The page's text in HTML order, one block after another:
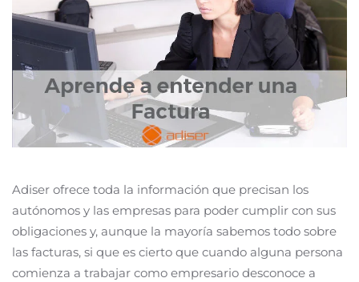
Adiser ofrece toda la información que precisan los
autónomos y las empresas para poder cumplir con sus
obligaciones y, aunque la mayoría sabemos todo sobre
las facturas, si que es cierto que cuando alguna persona
comienza a trabajar como empresario desconoce a